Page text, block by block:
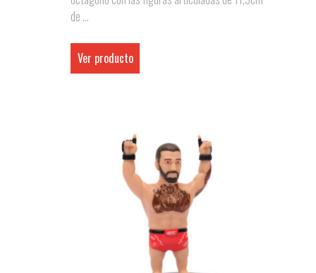
de ...
Ver producto